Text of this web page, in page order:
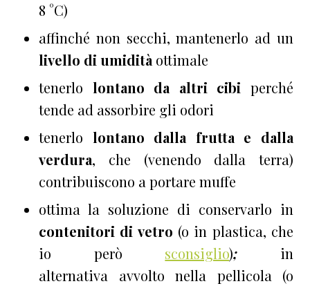
8 °C)
affinché non secchi, mantenerlo ad un
livello di umidità ottimale
tenerlo lontano da altri cibi perché
tende ad assorbire gli odori
tenerlo lontano dalla frutta e dalla
verdura, che (venendo dalla terra)
contribuiscono a portare muffe
ottima la soluzione di conservarlo in
contenitori di vetro (o in plastica, che
io però sconsiglio); in
alternativa avvolto nella pellicola (o